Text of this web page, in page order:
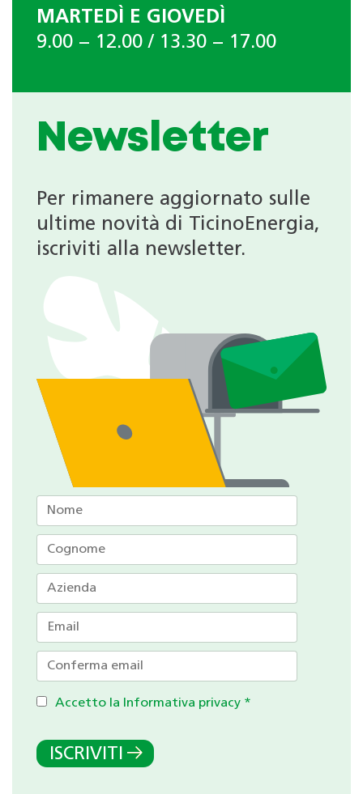
MARTEDÌ E GIOVEDÌ
9.00 − 12.00 / 13.30 − 17.00
Newsletter
Per rimanere aggiornato sulle
ultime novità di TicinoEnergia,
iscriviti alla newsletter.
Accetto la Informativa privacy *
ISCRIVITI